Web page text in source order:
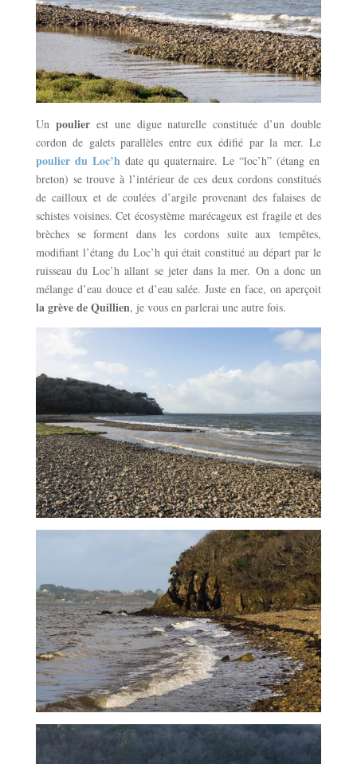
Un poulierest une digue naturelle constituée d’un double
cordon de galets parallèles entre eux édifié par la mer. Le
poulier du Loc’h date qu quaternaire. Le “loc’h” (étang en
breton) se trouve à l’intérieur de ces deux cordons constitués
de cailloux et de coulées d’argile provenant des falaises de
schistes voisines. Cet écosystème marécageux est fragile et des
brèches se forment dans les cordons suite aux tempêtes,
modifiant l’étang du Loc’h qui était constitué au départ par le
ruisseau du Loc’h allant se jeter dans la mer. On a donc un
mélange d’eau douce et d’eau salée.Juste en face, on aperçoit
la grève de Quillien, je vous en parlerai une autre fois.